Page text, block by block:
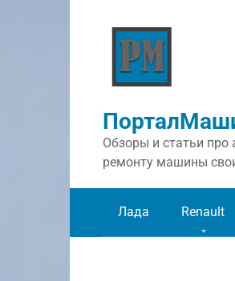
Обзоры и статьи про
ремонту машины
Лада Renault